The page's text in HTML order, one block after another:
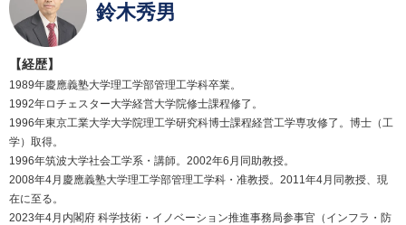
鈴木秀男
【経歴】
1989年慶應義塾大学理工学部管理工学科卒業。
1992年ロチェスター大学経営大学院修士課程修了。
1996年東京工業大学大学院理工学研究科博士課程経営工学専攻修了。博士（工
学）取得。
1996年筑波大学社会工学系・講師。2002年6月同助教授。
2008年4月慶應義塾大学理工学部管理工学科・准教授。2011年4月同教授、現
在に至る。
2023年4月内閣府 科学技術・イノベーション推進事務局参事官（インフラ・防